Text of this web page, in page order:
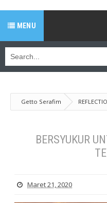
MENU
Getto Serafim
YANG TERJADI
BERSYUKUR
Maret 21, 2020